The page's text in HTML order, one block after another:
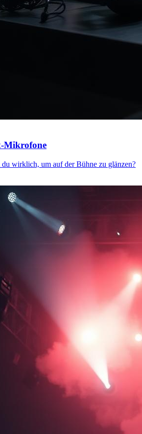
Mikrofone
du wirklich, um auf der Bühne zu glänzen?